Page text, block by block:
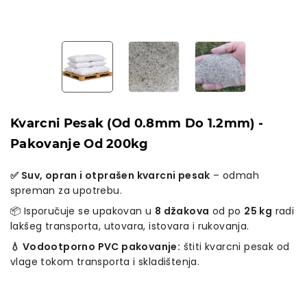
Kvarcni Pesak (od 0.8mm Do 1.2mm) -
Pakovanje Od 200kg
✅ Suv, opran i otprašen kvarcni pesak – odmah
spreman za upotrebu.
📦 Isporučuje se upakovan u 8 džakova od po 25 kg radi
lakšeg transporta, utovara, istovara i rukovanja.
💧 Vodootporno PVC pakovanje: štiti kvarcni pesak od
vlage tokom transporta i skladištenja.